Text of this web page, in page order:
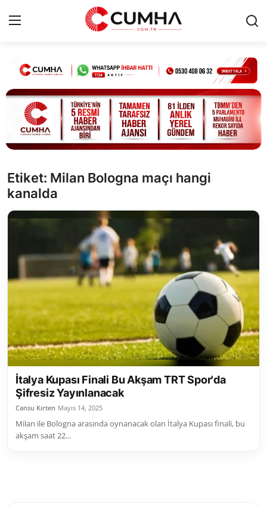
Kurumsal
Cumhurbaşkanlığı
Bakanlıklar
Siyasi Partiler
Yerel Yönetimler
Mülki İdare
Toplum ve Yaşam
Sivil Toplum Kuruluşları
Kamu Kurumları ve Üst Kurullar
Resmi Reklamlar
Etiket: Milan Bologna maçı hangi
kanalda
İtalya Kupası Finali Bu Akşam TRT Spor'da
Şifresiz Yayınlanacak
Cansu Kırten Mayıs 14, 2025
Milan ile Bologna arasında oynanacak olan İtalya Kupası finali, bu
akşam saat 22...